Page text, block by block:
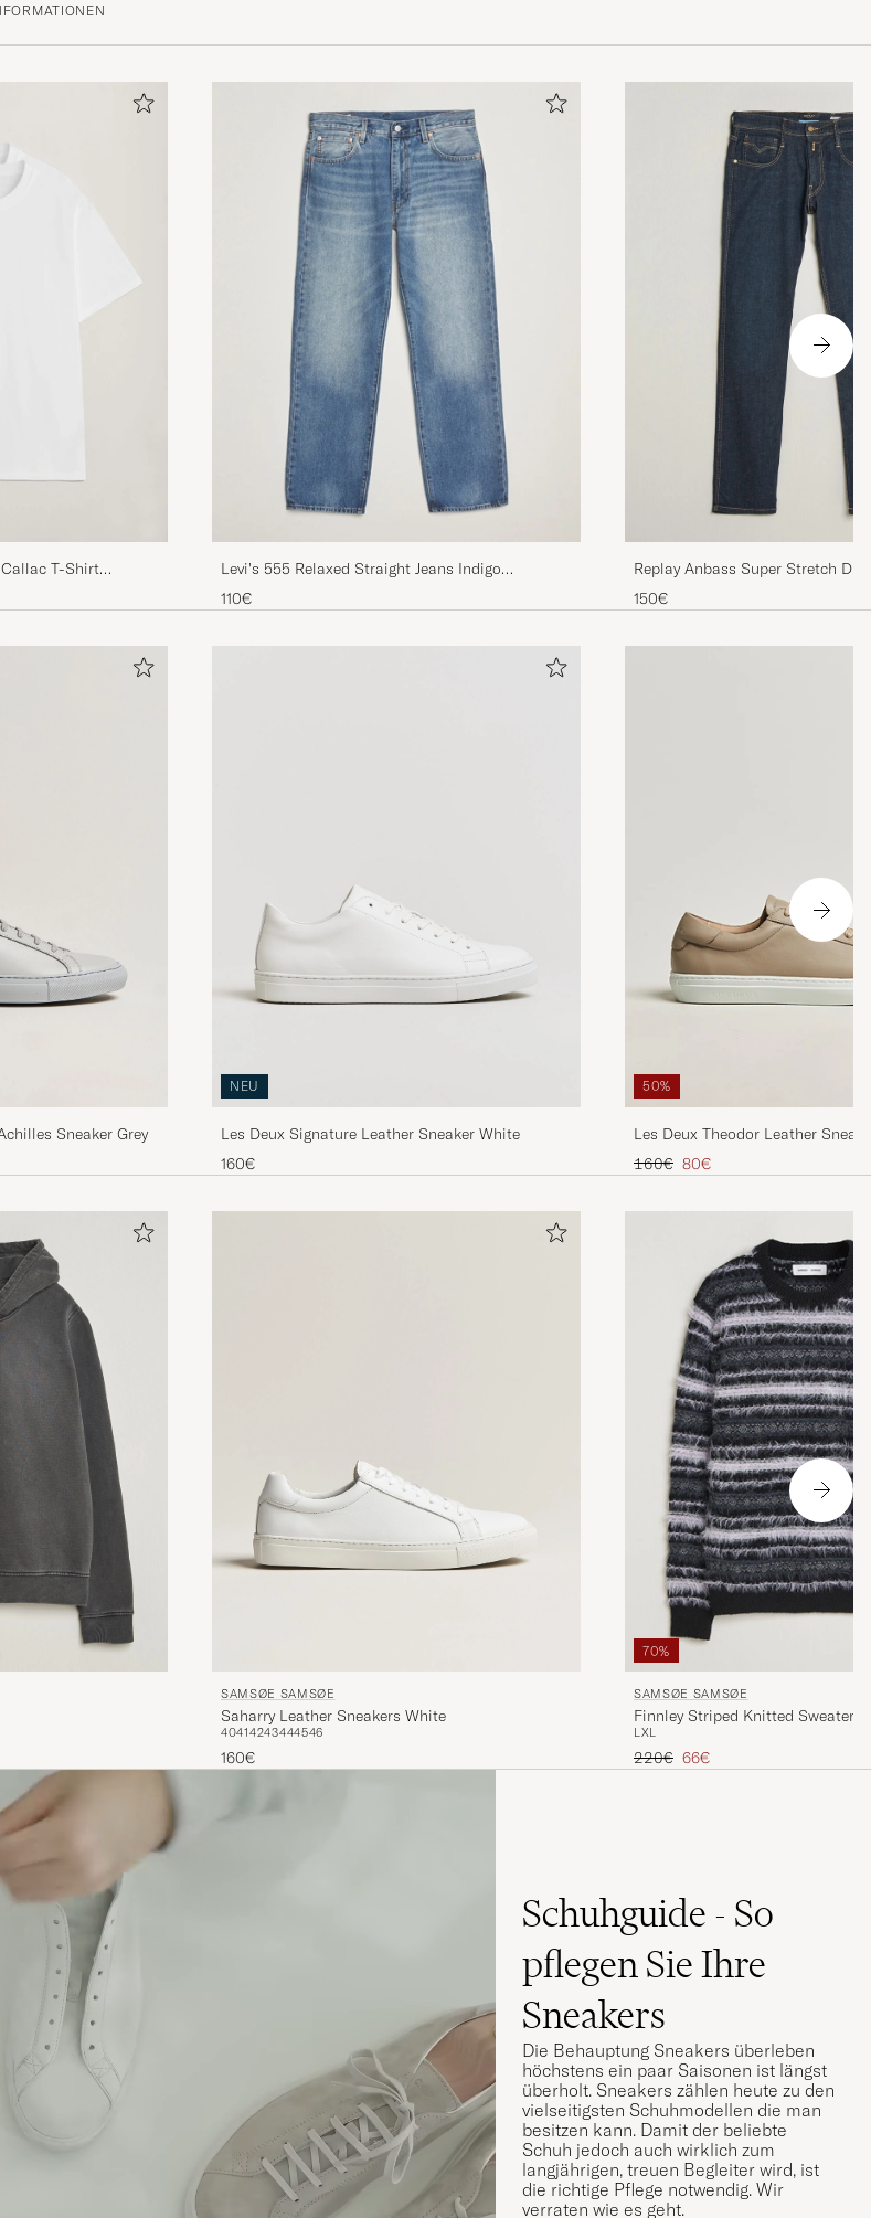
T-Shirt
Levi's 555 Relaxed Straight Jeans Indigo
Champion
110€
Replay Anbass Super Stretch
Blue
150€
Sneaker Grey
NEU
Les Deux Signature Leather Sneaker White
160€
50%
Les Deux Theodor Leather
Beige
Regulärer Preis
160€ Reduzierter Preis
80€
SAMSØE SAMSØE
Saharry Leather Sneakers White
40414243444546
160€
70%
SAMSØE SAMSØE
Finnley Striped Knitted Sweater
LXL
Regulärer Preis
220€ Reduzierter Preis
66€
Schuhguide - So
pflegen Sie Ihre
Sneakers
Die Behauptung Sneakers überleben
höchstens ein paar Saisonen ist längst
überholt. Sneakers zählen heute zu den
vielseitigsten Schuhmodellen die man
besitzen kann. Damit der beliebte
Schuh jedoch auch wirklich zum
langjährigen, treuen Begleiter wird, ist
die richtige Pflege notwendig. Wir
verraten wie es geht.